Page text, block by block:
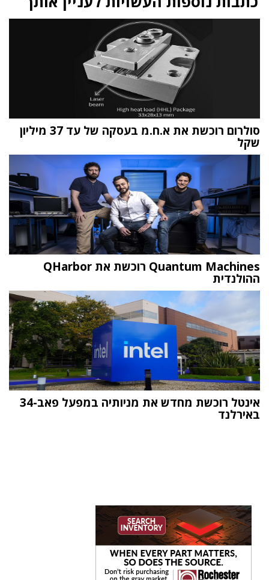
סולרום רוכשת את א.ח.מ בעסקה של עד 37 מיליון
שקל
Quantum Machines רוכשת את QHarbor
ההולנדית
אינטל רוכשת מחדש את מניותיה במפעל פאב-34
באירלנד